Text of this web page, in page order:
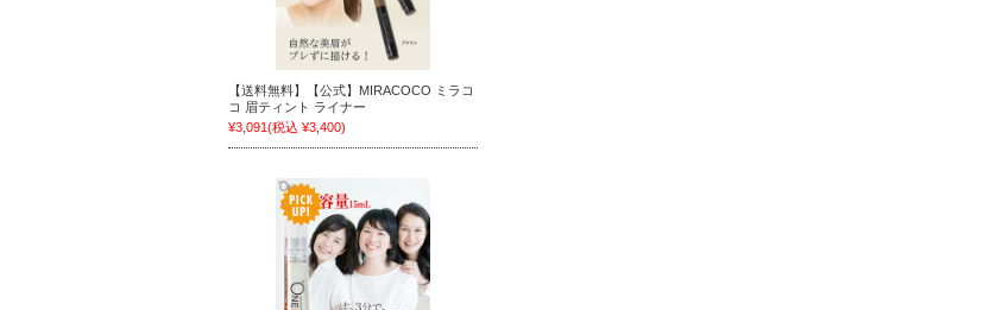
【送料無料】【公式】MIRACOCO ミラコ
コ 眉ティント ライナー
¥3,091(税込 ¥3,400)